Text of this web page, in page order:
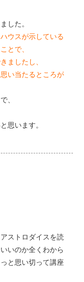
した。
ウスが示している
とで、
ましたし、
い当たるところが
、
思います。
ストロダイスを読
いのか全くわから
と思い切って講座